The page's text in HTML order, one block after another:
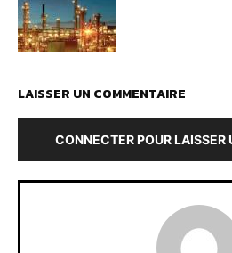
LAISSER UN COMMENTAIRE
CONNECTER POUR LAISSER